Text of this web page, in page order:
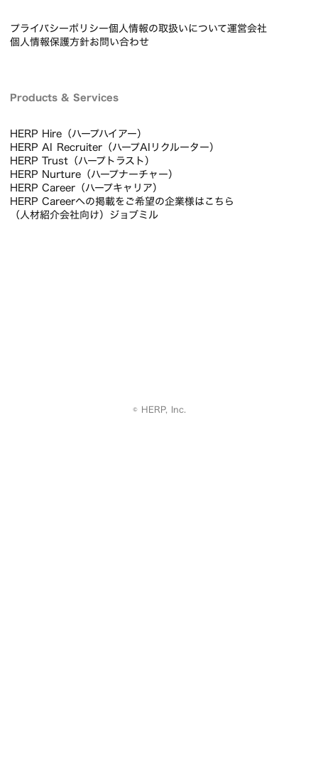
プライバシーポリシー個人情報の取扱いについて運営会社
個人情報保護方針お問い合わせ
Products & Services
HERP Hire（ハープハイアー）
HERP AI Recruiter（ハープAIリクルーター）
HERP Trust（ハープトラスト）
HERP Nurture（ハープナーチャー）
HERP Career（ハープキャリア）
HERP Careerへの掲載をご希望の企業様はこちら
（人材紹介会社向け）ジョブミル
© HERP, Inc.